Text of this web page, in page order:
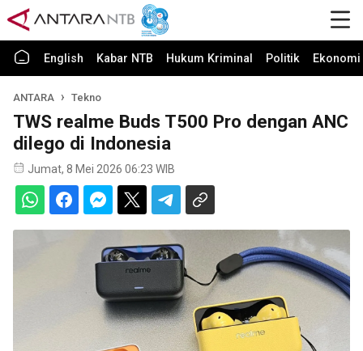
English Kabar NTB Hukum Kriminal Politik
ANTARA Tekno
TWS realme Buds T500 Pro dengan ANC
dilego di Indonesia
Jumat, 8 Mei 2026 06:23 WIB